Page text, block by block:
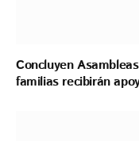
Concluyen
familias recibirán